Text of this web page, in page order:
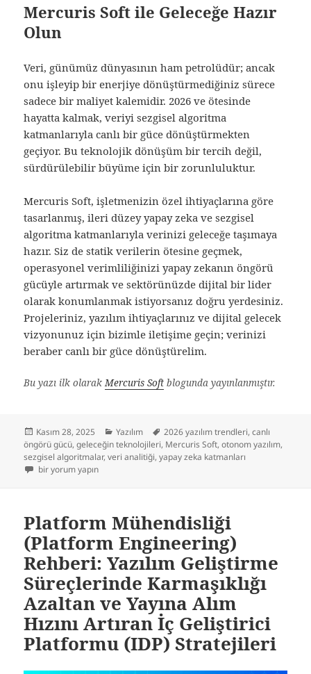
Mercuris Soft ile Geleceğe Hazır
Olun
Veri, günümüz dünyasının ham petrolüdür; ancak
onu işleyip bir enerjiye dönüştürmediğiniz sürece
sadece bir maliyet kalemidir. 2026 ve ötesinde
hayatta kalmak, veriyi sezgisel algoritma
katmanlarıyla canlı bir güce dönüştürmekten
geçiyor. Bu teknolojik dönüşüm bir tercih değil,
sürdürülebilir büyüme için bir zorunluluktur.
Mercuris Soft, işletmenizin özel ihtiyaçlarına göre
tasarlanmış, ileri düzey yapay zeka ve sezgisel
algoritma katmanlarıyla verinizi geleceğe taşımaya
hazır. Siz de statik verilerin ötesine geçmek,
operasyonel verimliliğinizi yapay zekanın öngörü
gücüyle artırmak ve sektörünüzde dijital bir lider
olarak konumlanmak istiyorsanız doğru yerdesiniz.
Projeleriniz, yazılım ihtiyaçlarınız ve dijital gelecek
vizyonunuz için bizimle iletişime geçin; verinizi
beraber canlı bir güce dönüştürelim.
Bu yazı ilk olarak Mercuris Soft blogunda yayınlanmıştır.
Yayın
tarihi
Kasım 28, 2025 Kategoriler
Yazılım Etiketler
2026 yazılım trendleri,canlı
öngörü gücü,geleceğin teknolojileri, Mercuris Soft,otonom yazılım,
sezgisel algoritmalar,veri analitiği,yapay zeka katmanları
Sezgisel Algoritma Egemenliği: 2026 ve Ötesinde Veriyi Canlı Bir
bir yorum yapın
Platform Mühendisliği
(Platform Engineering)
Rehberi: Yazılım Geliştirme
Süreçlerinde Karmaşıklığı
Azaltan ve Yayına Alım
Hızını Artıran İç Geliştirici
Platformu (IDP) Stratejileri